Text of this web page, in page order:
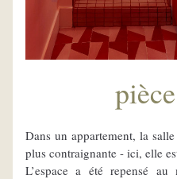
Dans un appartement, la
plus contraignante - ici, elle
L’espace a été repensé